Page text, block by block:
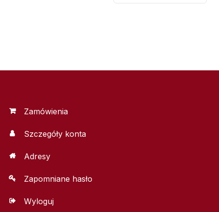
Zamówienia
Szczegóły konta
Adresy
Zapomniane hasło
Wyloguj